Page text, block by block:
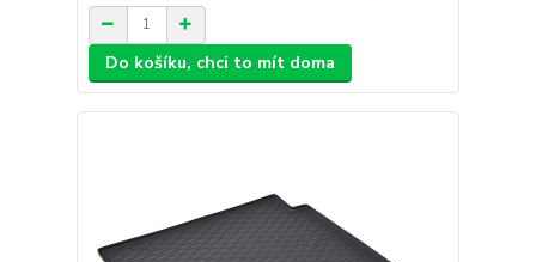
Do košíku, chci to mít doma